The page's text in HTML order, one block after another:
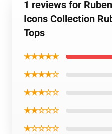
1 reviews for
Icons Collection
Tops
★★★★★
★★★★☆
★★★☆☆
★★☆☆☆
★☆☆☆☆